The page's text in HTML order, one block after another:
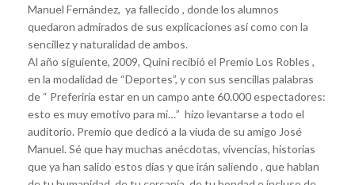
Manuel Fernández, ya fallecido , donde los alumnos
quedaron admirados de sus explicaciones así como con la
sencillez y naturalidad de ambos.
Al año siguiente, 2009, Quini recibió el Premio Los Robles ,
en la modalidad de “Deportes”, y con sus sencillas palabras
de “ Preferiría estar en un campo ante 60.000 espectadores:
esto es muy emotivo para mí…” hizo levantarse a todo el
auditorio. Premio que dedicó a la viuda de su amigo José
Manuel. Sé que hay muchas anécdotas, vivencias, historias
que ya han salido estos días y que irán saliendo , que hablan